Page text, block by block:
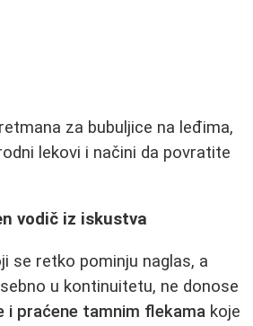
za bubuljice na leđima,
lekovi i načini da povratite
vodič iz iskustva
se retko pominju naglas, a
u kontinuitetu, ne donose
i praćene tamnim flekama koje